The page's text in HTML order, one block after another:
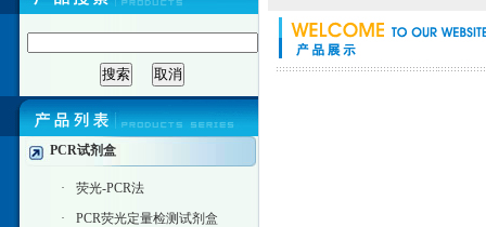
PCR试剂盒
·
荧光-PCR法
·
PCR荧光定量检测试剂盒